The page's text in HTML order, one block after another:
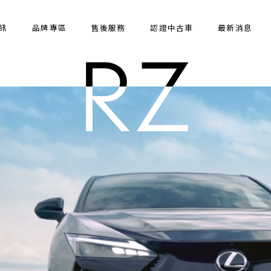
品牌專區 售後服務 認證中古車 最新消息
RX
RX